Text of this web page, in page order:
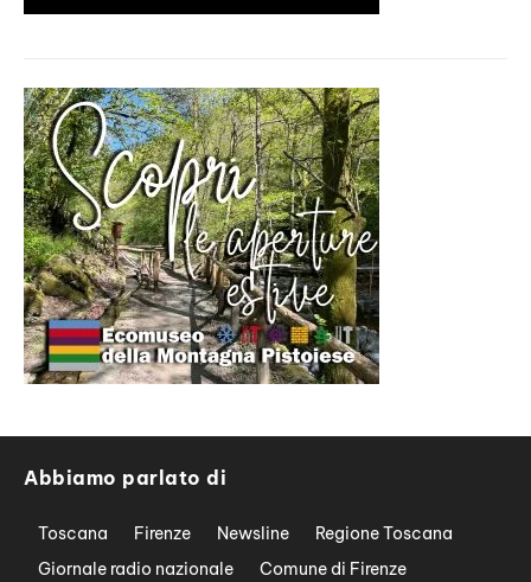
Abbiamo parlato di
Toscana Firenze Newsline
Regione Toscana
Giornale radio nazionale
Comune di Firenze